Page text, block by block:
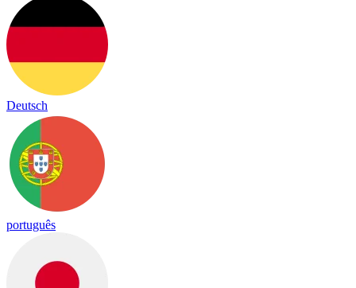
Deutsch
português